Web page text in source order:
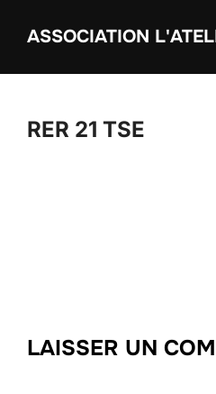
ASSOCIATION
RER 21 TSE
LAISSER UN